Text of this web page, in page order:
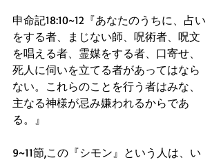
申命記18:10~12『あなたのうちに、占い
をする者、まじない師、呪術者、呪文
を唱える者、霊媒をする者、口寄せ、
死人に伺いを立てる者があってはなら
ない。これらのことを行う者はみな、
主なる神様が忌み嫌われるからであ
る。』
9~11節,この『シモン』という人は、い